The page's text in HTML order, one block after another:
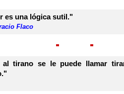
es una lógica sutil."
Flaco
al tirano se le puede llamar